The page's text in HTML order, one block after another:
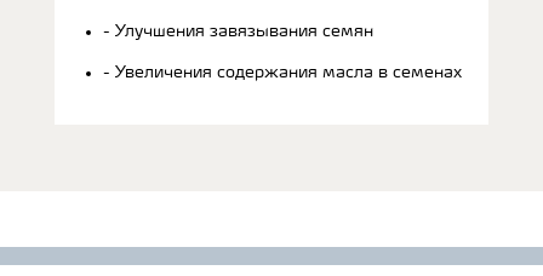
- Улучшения завязывания семян
- Увеличения содержания масла в семенах